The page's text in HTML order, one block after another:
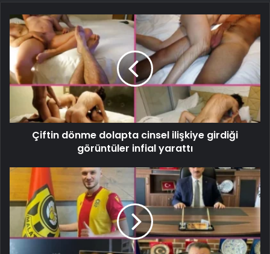
Çiftin dönme dolapta cinsel ilişkiye girdiği
görüntüler infial yarattı